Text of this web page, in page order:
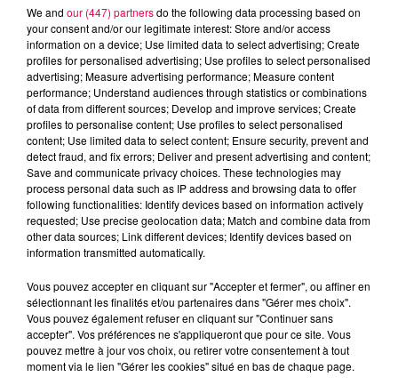
AVOIR LES DENTS LONGUES
0:00 1 min 8 sec
9 juin 2026 - 1 min 8 sec
LE TRADUCTEUR DE GÉNÉRATION 09/06/2026
Tout le monde écoute Club Magnum, les jeunes et les
moins jeunes, et des fois ces générations ont du mal à
se comprendre. Pas d’inquiétude, je suis là pour
traduire !
Avoir les dents longues
Lancement : Ambition… version carnivore.
Aujourd’hui, on parle d’une expression qui donne
We and our (447) partnersdo the following data processing based on
your consent and/or our legitimate interest: Store and/or access
information on a device; Use limited data to select advertising; Create
profiles for personalised advertising; Use profiles to select personalised
advertising; Measure advertising performance; Measure content
performance; Understand audiences through statistics or combinations
of data from different sources; Develop and improve services; Create
profiles to personalise content; Use profiles to select personalised
content; Use limited data to select content; Ensure security, prevent and
detect fraud, and fix errors; Deliver and present advertising and content;
Save and communicate privacy choices. These technologies may
process personal data such as IP address and browsing data to offer
following functionalities: Identify devices based on information actively
requested; Use precise geolocation data; Match and combine data from
other data sources; Link different devices; Identify devices based on
information transmitted automatically.
Vous pouvez accepter en cliquant sur "Accepter et fermer", ou affiner en
sélectionnant les finalités et/ou partenaires dans "Gérer mes choix".
Vous pouvez également refuser en cliquant sur "Continuer sans
accepter". Vos préférences ne s'appliqueront que pour ce site. Vous
pouvez mettre à jour vos choix, ou retirer votre consentement à tout
moment via le lien "Gérer les cookies" situé en bas de chaque page.